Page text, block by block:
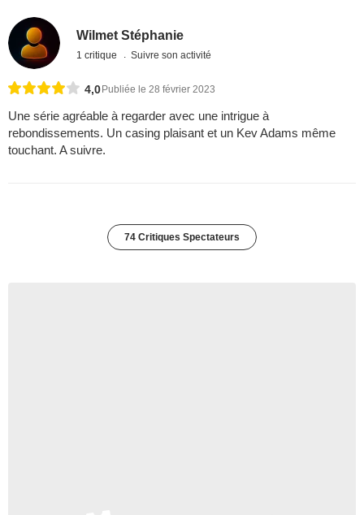
Wilmet Stéphanie
1 critique Suivre son activité
4,0 Publiée le 28 février 2023
Une série agréable à regarder avec une intrigue à
rebondissements. Un casing plaisant et un Kev Adams même
touchant. A suivre.
74 Critiques Spectateurs